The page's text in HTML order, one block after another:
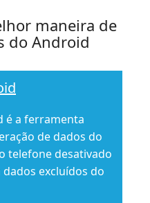
maneira de
do Android
é a ferramenta
de dados do
telefone desativado
excluídos do